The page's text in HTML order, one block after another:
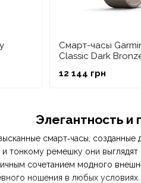
Элегантность и
смарт‑часы,
тонкому ремешку они
сочетанием модного
ношения в любых условиях.
Смарт-часы
Classic Dark
ремешком из
12 144 грн